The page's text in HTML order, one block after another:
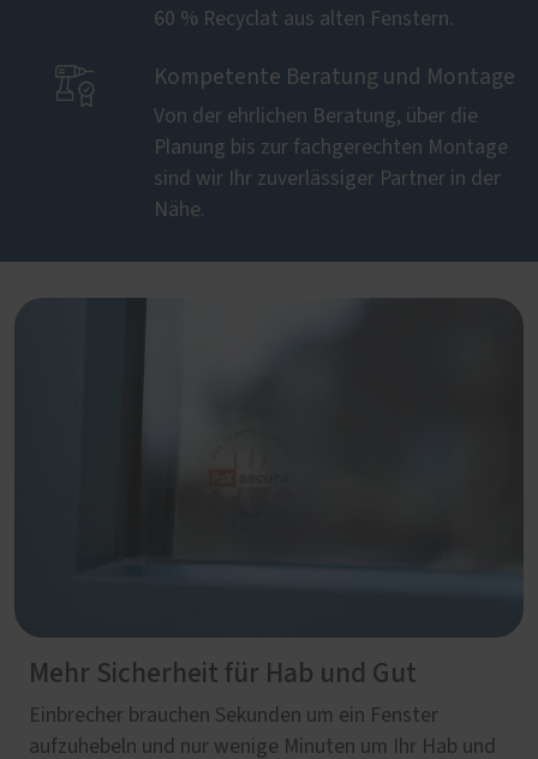
60 % Recyclat aus alten Fenstern.
 Kompetente Beratung und Montage
Von der ehrlichen Beratung, über die
Planung bis zur fachgerechten Montage
sind wir Ihr zuverlässiger Partner in der
Nähe.
Mehr Sicherheit für Hab und Gut
Einbrecher brauchen Sekunden um ein Fenster
aufzuhebeln und nur wenige Minuten um Ihr Hab und